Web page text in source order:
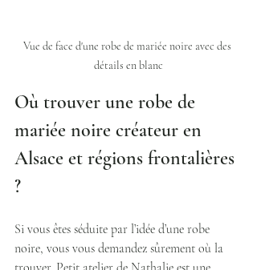
Vue de face d'une robe de mariée noire avec des
détails en blanc
Où trouver une robe de
mariée noire créateur en
Alsace et régions frontalières
?
Si vous êtes séduite par l’idée d’une robe
noire, vous vous demandez sûrement où la